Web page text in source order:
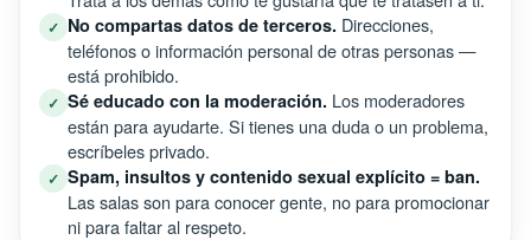
✓ No compartas datos de terceros. Direcciones,
teléfonos o información personal de otras personas —
está prohibido.
✓ Sé educado con la moderación. Los moderadores
están para ayudarte. Si tienes una duda o un problema,
escríbeles privado.
✓ Spam, insultos y contenido sexual explícito = ban.
Las salas son para conocer gente, no para promocionar
ni para faltar al respeto.